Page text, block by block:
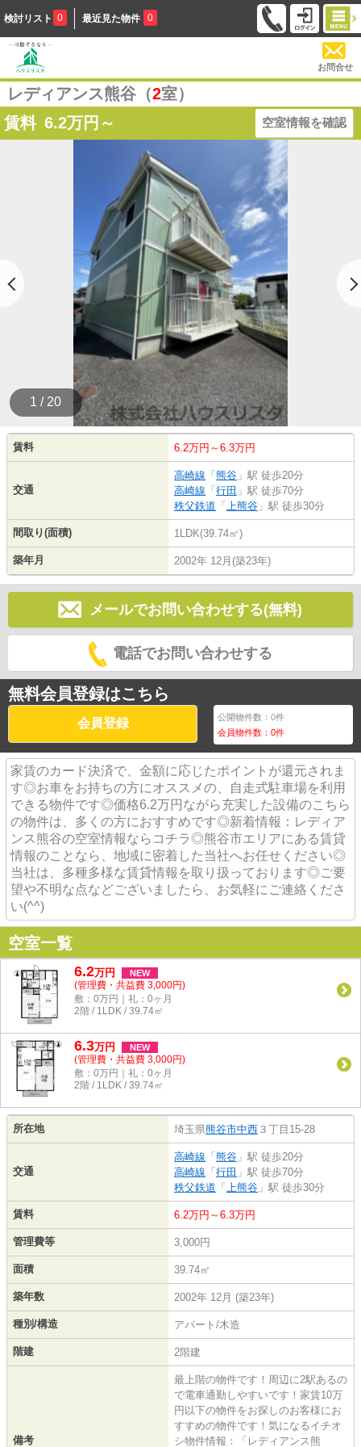
検討リスト 0 最近見た物件 0
お問合せ
レディアンス熊谷（2室）
賃料 6.2万円～ 空室情報を確認
1 / 20
賃料 6.2万円～6.3万円
交通
高崎線 「 熊谷 」駅 徒歩20分
高崎線 「 行田 」駅 徒歩70分
秩父鉄道 「 上熊谷 」駅 徒歩30分
間取り(面積) 1LDK(39.74㎡)
築年月 2002年 12月(築23年)
メールでお問い合わせする(無料)
電話でお問い合わせする
無料会員登録はこちら
会員登録 公開物件数：0件
会員物件数：0件
家賃のカード決済で、金額に応じたポイントが還元されま
す◎お車をお持ちの方にオススメの、自走式駐車場を利用
できる物件です◎価格6.2万円ながら充実した設備のこちら
の物件は、多くの方におすすめです◎新着情報：レディア
ンス熊谷の空室情報ならコチラ◎熊谷市エリアにある賃貸
情報のことなら、地域に密着した当社へお任せください◎
当社は、多種多様な賃貸情報を取り扱っております◎ご要
望や不明な点などございましたら、お気軽にご連絡くださ
い(^^)
空室一覧
6.2万円 NEW
(管理費・共益費 3,000円)
敷：0万円｜礼：0ヶ月
2階 / 1LDK / 39.74㎡
6.3万円 NEW
(管理費・共益費 3,000円)
敷：0万円｜礼：0ヶ月
2階 / 1LDK / 39.74㎡
所在地 埼玉県熊谷市中西 ３丁目15-28
交通
高崎線 「 熊谷 」駅 徒歩20分
高崎線 「 行田 」駅 徒歩70分
秩父鉄道 「 上熊谷 」駅 徒歩30分
賃料 6.2万円～6.3万円
管理費等 3,000円
面積 39.74㎡
築年数 2002年 12月 (築23年)
種別/構造 アパート/木造
階建 2階建
備考
最上階の物件です！周辺に2駅あるの
で電車通勤しやすいです！家賃10万
円以下の物件をお探しのお客様にお
すすめの物件です！気になるイチオ
シ物件情報：「レディアンス熊